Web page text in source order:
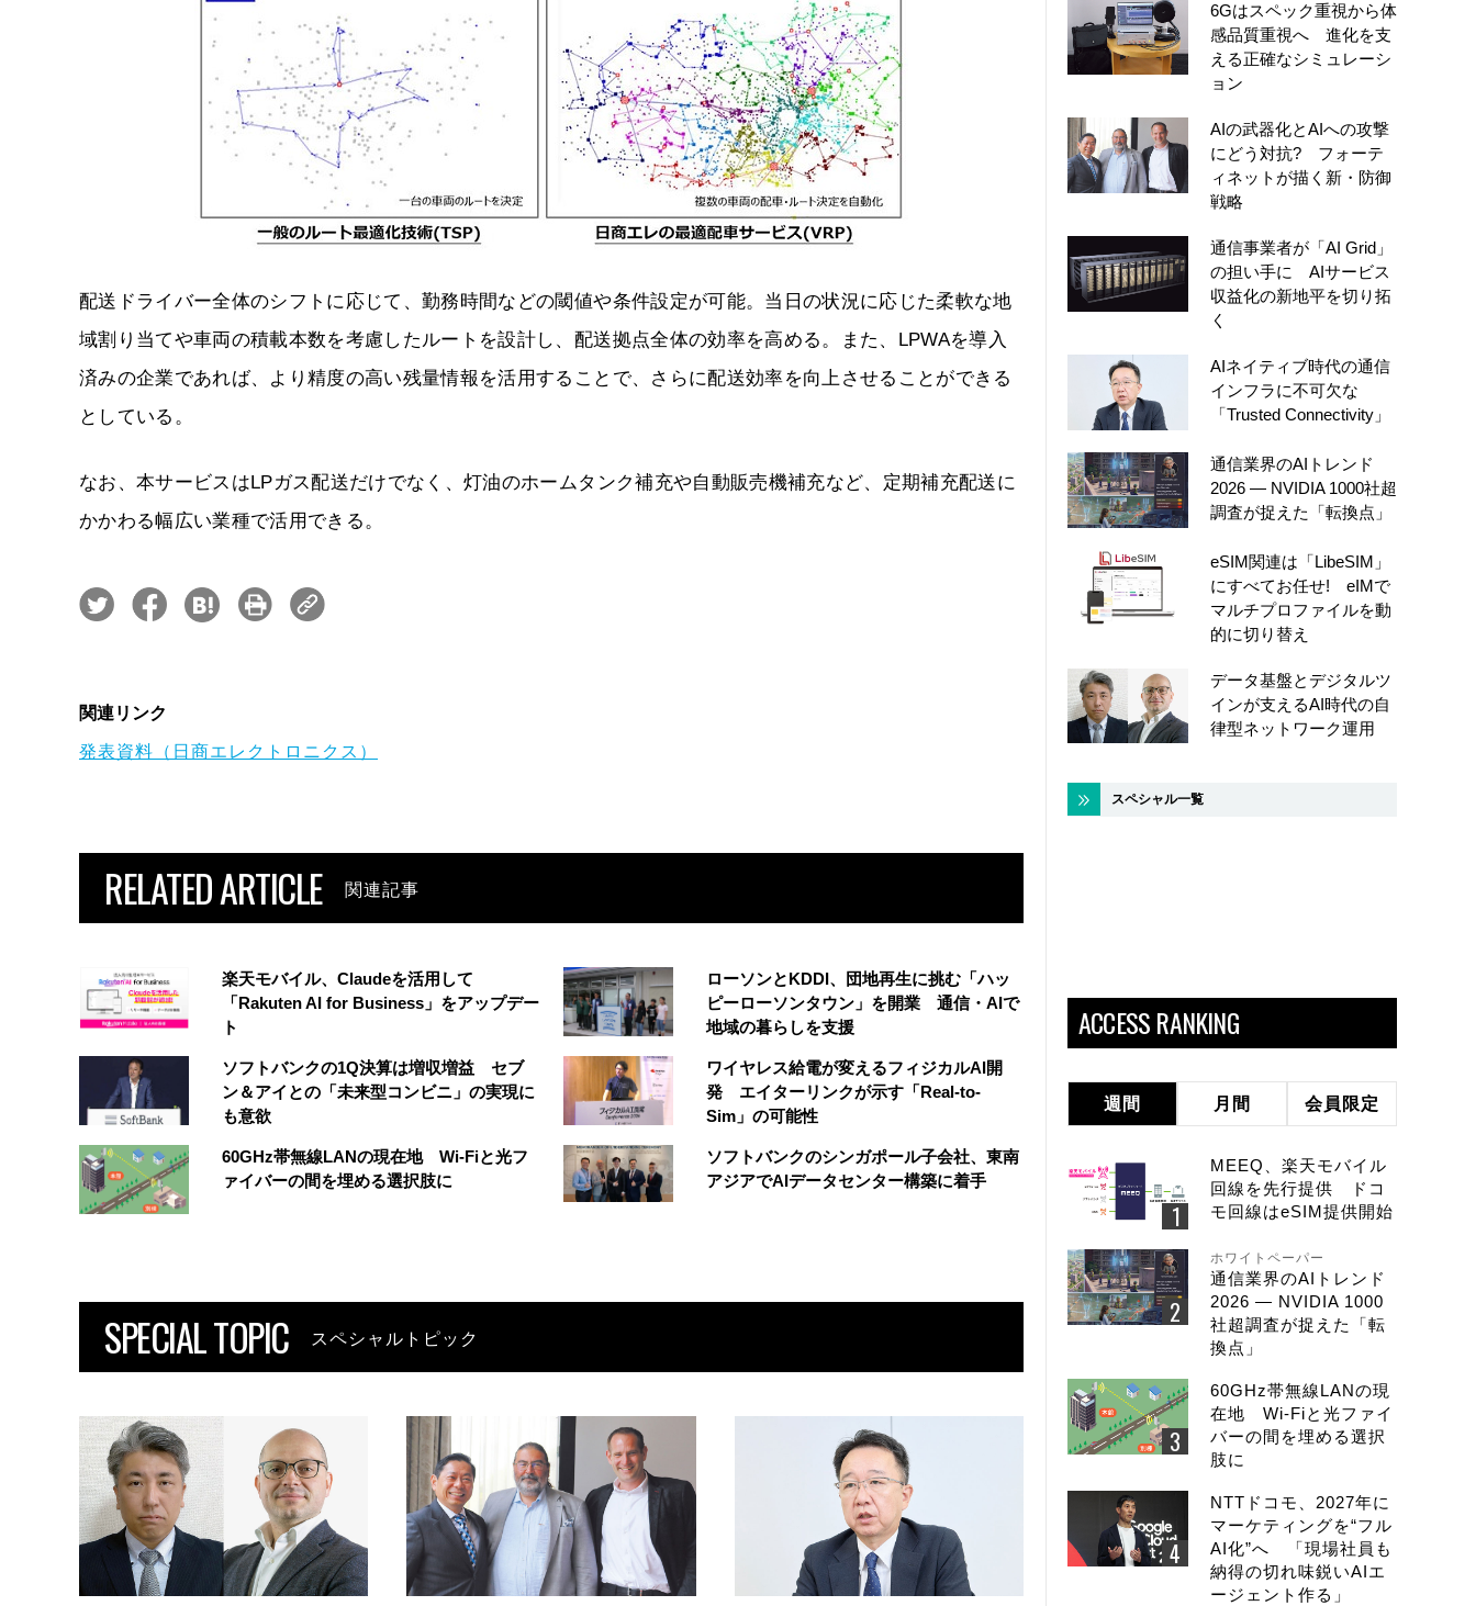
配送ドライバー全体のシフトに応じて、勤務時間などの閾値や条件設定が可能。当日の状況に応じた柔軟な地
域割り当てや車両の積載本数を考慮したルートを設計し、配送拠点全体の効率を高める。また、LPWAを導入
済みの企業であれば、より精度の高い残量情報を活用することで、さらに配送効率を向上させることができる
としている。
なお、本サービスはLPガス配送だけでなく、灯油のホームタンク補充や自動販売機補充など、定期補充配送に
かかわる幅広い業種で活用できる。
関連リンク
発表資料（日商エレクトロニクス）
RELATED ARTICLE 関連記事
楽天モバイル、Claudeを活用して
「Rakuten AI for Business」をアップデー
ト
ローソンとKDDI、団地再生に挑む「ハッ
ピーローソンタウン」を開業 通信・AIで
地域の暮らしを支援
ソフトバンクの1Q決算は増収増益 セブ
ン＆アイとの「未来型コンビニ」の実現に
も意欲
ワイヤレス給電が変えるフィジカルAI開
発 エイターリンクが示す「Real-to-
Sim」の可能性
60GHz帯無線LANの現在地 Wi-Fiと光フ
ァイバーの間を埋める選択肢に
ソフトバンクのシンガポール子会社、東南
アジアでAIデータセンター構築に着手
SPECIAL TOPIC スペシャルトピック
6Gはスペック重視から体
感品質重視へ 進化を支
える正確なシミュレーシ
ョン
AIの武器化とAIへの攻撃
にどう対抗? フォーテ
ィネットが描く新・防御
戦略
通信事業者が「AI Grid」
の担い手に AIサービス
収益化の新地平を切り拓
く
AIネイティブ時代の通信
インフラに不可欠な
「Trusted Connectivity」
通信業界のAIトレンド
2026 ― NVIDIA 1000社超
調査が捉えた「転換点」
eSIM関連は「LibeSIM」
にすべてお任せ! eIMで
マルチプロファイルを動
的に切り替え
データ基盤とデジタルツ
インが支えるAI時代の自
律型ネットワーク運用
スペシャル一覧
ACCESS RANKING
週間 月間 会員限定
MEEQ、楽天モバイル
回線を先行提供 ドコ
モ回線はeSIM提供開始
ホワイトペーパー
通信業界のAIトレンド
2026 ― NVIDIA 1000
社超調査が捉えた「転
換点」
60GHz帯無線LANの現
在地 Wi-Fiと光ファイ
バーの間を埋める選択
肢に
NTTドコモ、2027年に
マーケティングを“フル
AI化”へ 「現場社員も
納得の切れ味鋭いAIエ
ージェント作る」